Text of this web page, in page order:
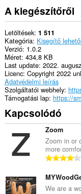
A kiegészítőről
Letöltések 1 511
Kategória Kisegítő
Verzió 1.0.2
Méret 434,8 KB
Last update 2022.
Licenc Copyright 2022
Adatvédelmi leírás
Szolgáltatói webhely
Támogatási lap https://
Kapcsolódó
Zoom
Zoom in or
more
We are a